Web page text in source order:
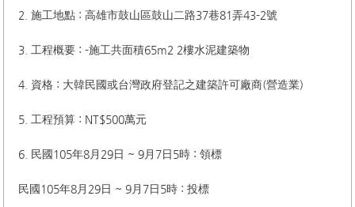
2. 施工地點 : 高雄市鼓山區鼓山二路37巷81弄43-2號
3. 工程概要 : -施工共面積65m2 2樓水泥建築物
4. 資格 : 大韓民國或台灣政府登記之建築許可廠商(營造業)
5. 工程預算 : NT$500萬元
6. 民國105年8月29日 ~ 9月7日5時 : 領標
民國105年8月29日 ~ 9月7日5時 : 投標